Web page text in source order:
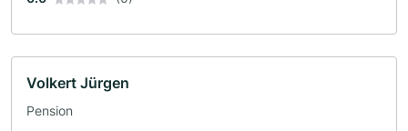
Volkert Jürgen
Pension